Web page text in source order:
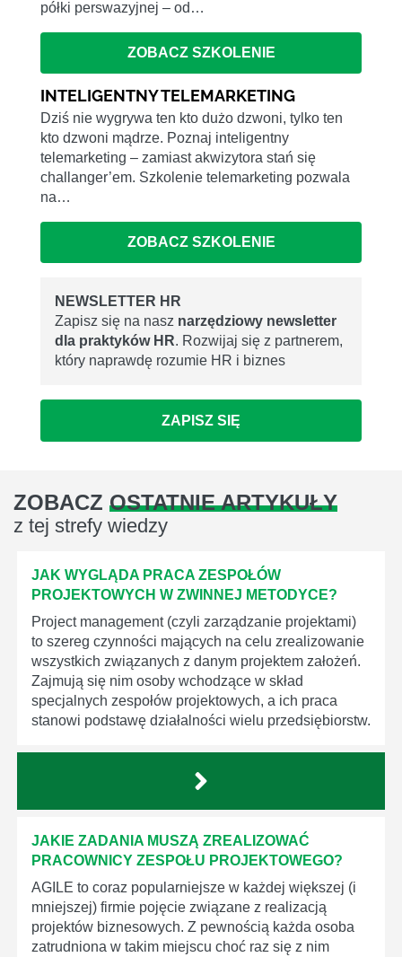
półki perswazyjnej – od…
ZOBACZ SZKOLENIE
INTELIGENTNY TELEMARKETING
Dziś nie wygrywa ten kto dużo dzwoni, tylko ten
kto dzwoni mądrze. Poznaj inteligentny
telemarketing – zamiast akwizytora stań się
challanger’em. Szkolenie telemarketing pozwala
na…
ZOBACZ SZKOLENIE
NEWSLETTER HR
Zapisz się na nasz narzędziowy newsletter
dla praktyków HR. Rozwijaj się z partnerem,
który naprawdę rozumie HR i biznes
ZAPISZ SIĘ
ZOBACZ OSTATNIE ARTYKUŁY
z tej strefy wiedzy
JAK WYGLĄDA PRACA ZESPOŁÓW
PROJEKTOWYCH W ZWINNEJ METODYCE?
Project management (czyli zarządzanie projektami)
to szereg czynności mających na celu zrealizowanie
wszystkich związanych z danym projektem założeń.
Zajmują się nim osoby wchodzące w skład
specjalnych zespołów projektowych, a ich praca
stanowi podstawę działalności wielu przedsiębiorstw.
JAKIE ZADANIA MUSZĄ ZREALIZOWAĆ
PRACOWNICY ZESPOŁU PROJEKTOWEGO?
AGILE to coraz popularniejsze w każdej większej (i
mniejszej) firmie pojęcie związane z realizacją
projektów biznesowych. Z pewnością każda osoba
zatrudniona w takim miejscu choć raz się z nim